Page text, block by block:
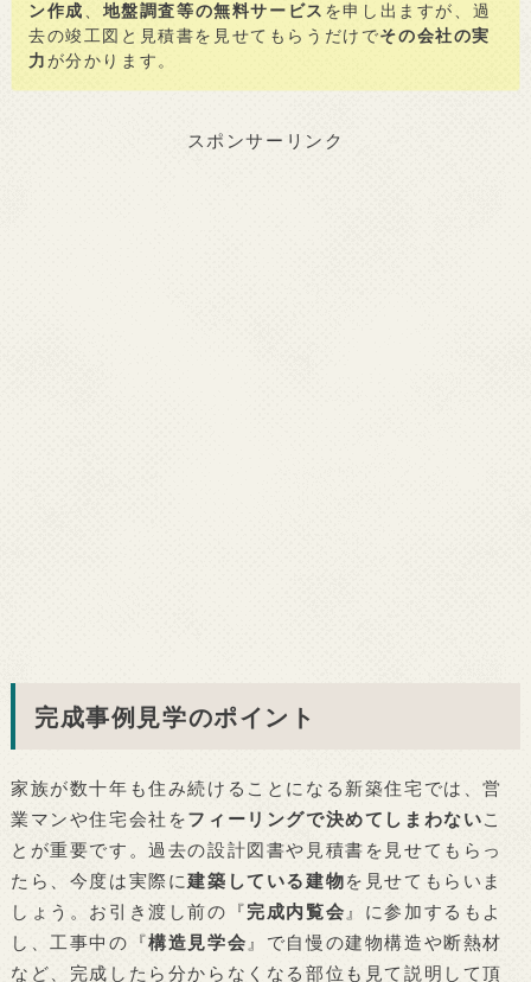
ン作成、 地盤調査等の無料サービス を申し出ますが、過
去の竣工図と見積書を見せてもらうだけでその会社の実
力が分かります。
スポンサーリンク
完成事例見学のポイント
家族が数十年も住み続けることになる新築住宅では、営
業マンや住宅会社をフィーリングで決めてしまわないこ
とが重要です。過去の設計図書や見積書を見せてもらっ
たら、今度は実際に建築している建物を見せてもらいま
しょう。お引き渡し前の『完成内覧会』に参加するもよ
し、工事中の『構造見学会』で自慢の建物構造や断熱材
など、完成したら分からなくなる部位も見て説明して頂